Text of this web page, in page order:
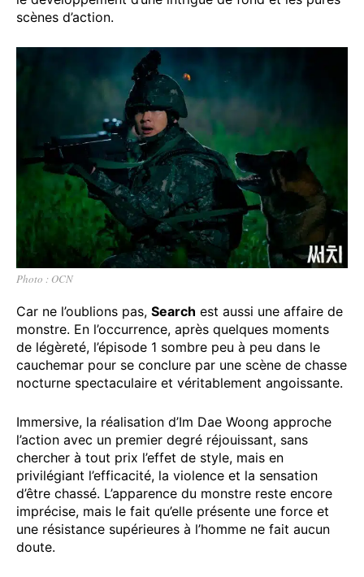
scènes d’action.
Photo : OCN
Car ne l’oublions pas, Search est aussi une affaire de
monstre. En l’occurrence, après quelques moments
de légèreté, l’épisode 1 sombre peu à peu dans le
cauchemar pour se conclure par une scène de chasse
nocturne spectaculaire et véritablement angoissante.
Immersive, la réalisation d’Im Dae Woong approche
l’action avec un premier degré réjouissant, sans
chercher à tout prix l’effet de style, mais en
privilégiant l’efficacité, la violence et la sensation
d’être chassé. L’apparence du monstre reste encore
imprécise, mais le fait qu’elle présente une force et
une résistance supérieures à l’homme ne fait aucun
doute.